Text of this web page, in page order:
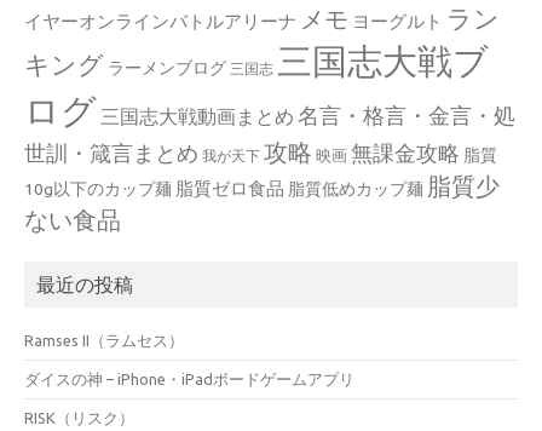
イヤーオンラインバトルアリーナ メモ ヨーグルト ラン
キング ラーメンブログ 三国志 三国志大戦ブ
ログ 三国志大戦動画まとめ 名言・格言・金言・処
世訓・箴言まとめ 我が天下 攻略 映画 無課金攻略 脂質
10g以下のカップ麺 脂質ゼロ食品 脂質低めカップ麺 脂質少
ない食品
最近の投稿
Ramses II（ラムセス）
ダイスの神 – iPhone・iPadボードゲームアプリ
RISK（リスク）